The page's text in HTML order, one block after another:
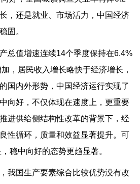
，还是就业、市场活力，中国经济
趋稳固。
总值增速连续14个季度保持在6.4%
，居民收入增长略快于经济增长，
内外形势，中国经济运行实现了
向好，不仅体现在速度上，更重要
进供给侧结构性改革的背景下，经
性循环，质量和效益显著提升。可
显，稳中向好的态势更趋显著。
我国生产要素综合比较优势没有改